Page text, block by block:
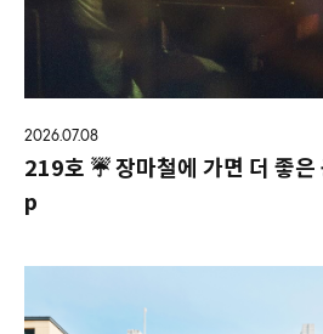
2026.07.08
219호 ☔ 장마철에 가면 더 좋
p